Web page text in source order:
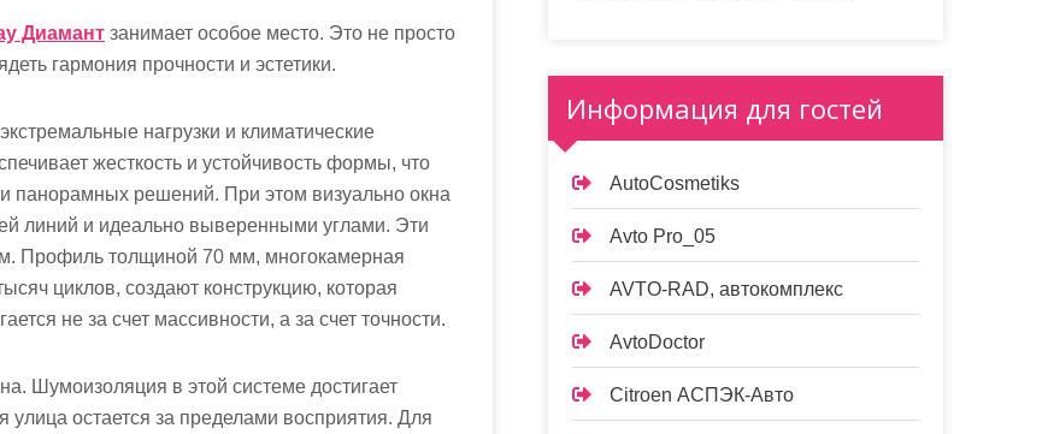
Диамант занимает особое место. Это не просто
гармония прочности и эстетики.
нагрузки и климатические
жесткость и устойчивость формы, что
панорамных решений. При этом визуально окна
линий и идеально выверенными углами. Эти
Профиль толщиной 70 мм, многокамерная
циклов, создают конструкцию, которая
не за счет массивности, а за счет точности.
Шумоизоляция в этой системе достигает
остается за пределами восприятия. Для
Информация для гостей
AutoCosmetiks
Avto Pro_05
AVTO-RAD, автокомплекс
AvtoDoctor
Citroen АСПЭК-Авто